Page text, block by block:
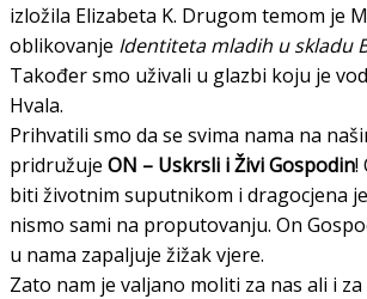
izložila Elizabeta K. Drugom temom je
oblikovanje Identiteta mladih u skladu
Također smo uživali u glazbi koju je
Hvala.
Prihvatili smo da se svima nama na
pridružuje ON – Uskrsli i Živi Gospodin!
biti životnim suputnikom i dragocjena
nismo sami na proputovanju. On
u nama zapaljuje žižak vjere.
Zato nam je valjano moliti za nas ali i